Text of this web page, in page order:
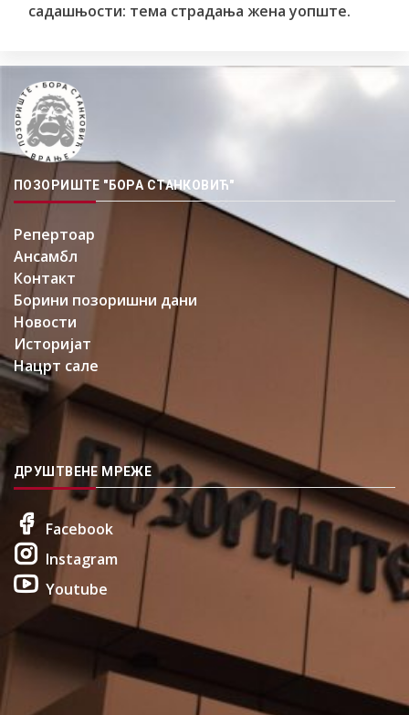
садашњости: тема страдања жена уопште.
ПОЗОРИШТЕ "БОРА СТАНКОВИЋ"
Репертоар
Ансамбл
Контакт
Борини позоришни дани
Новости
Историјат
Нацрт сале
ДРУШТВЕНЕ МРЕЖЕ
Facebook
Instagram
Youtube